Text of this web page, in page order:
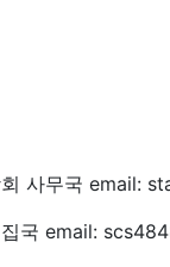
사무국 email:
국 email: